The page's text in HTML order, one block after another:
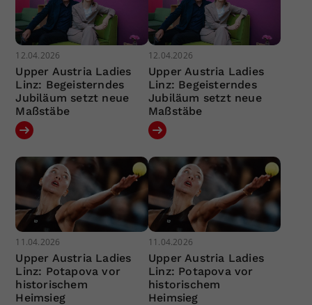
12.04.2026
Upper Austria Ladies
Linz: Begeisterndes
Jubiläum setzt neue
Maßstäbe
12.04.2026
Upper Austria Ladies
Linz: Begeisterndes
Jubiläum setzt neue
Maßstäbe
11.04.2026
Upper Austria Ladies
Linz: Potapova vor
historischem
Heimsieg
11.04.2026
Upper Austria Ladies
Linz: Potapova vor
historischem
Heimsieg